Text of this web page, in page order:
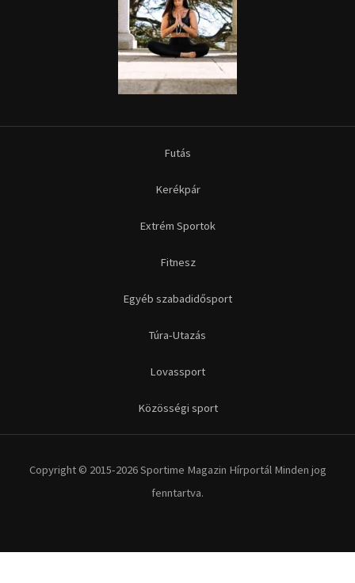
Futás
Kerékpár
Extrém Sportok
Fitnesz
Egyéb szabadidősport
Túra-Utazás
Lovassport
Közösségi sport
Copyright © 2015-2026 Sportime Magazin Hírportál Minden jog
fenntartva.